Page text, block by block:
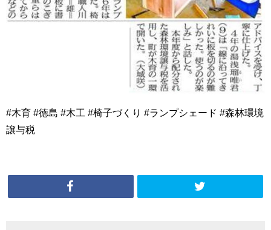
#木育 #徳島 #木工 #椅子づくり #ランプシェード #森林環境
譲与税